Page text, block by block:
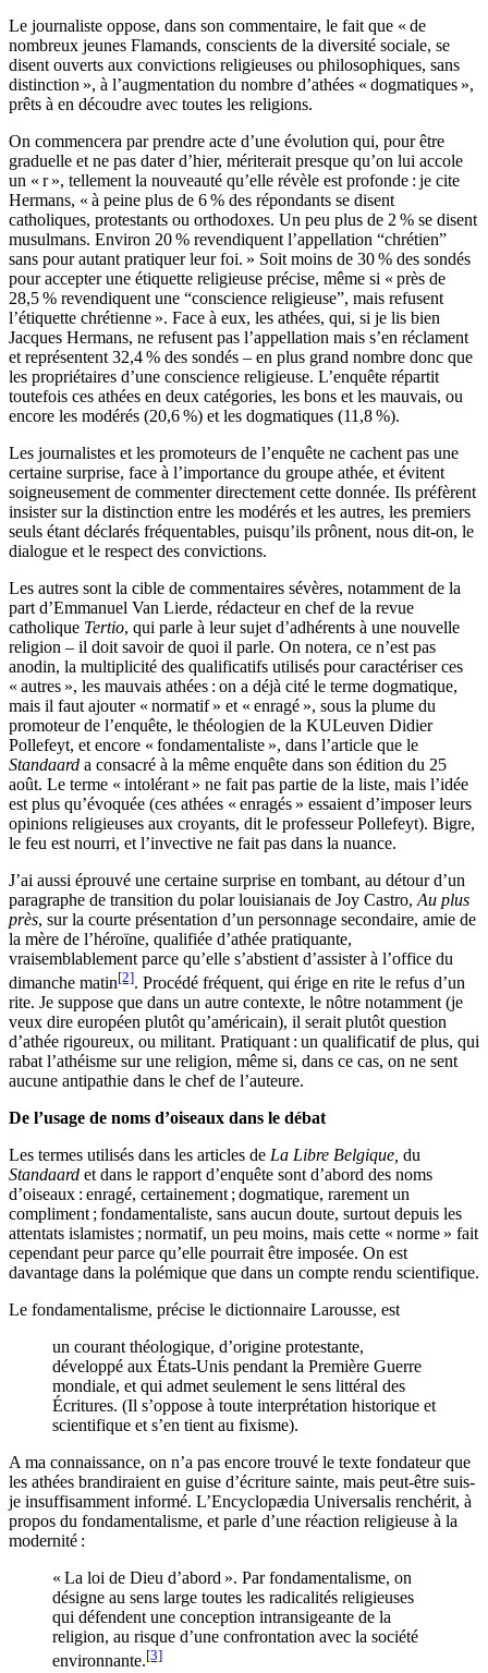
Le journaliste oppose, dans son commentaire, le fait que « de
nombreux jeunes Flamands, conscients de la diversité sociale, se
disent ouverts aux convictions religieuses ou philosophiques, sans
distinction », à l’augmentation du nombre d’athées « dogmatiques »,
prêts à en découdre avec toutes les religions.
On commencera par prendre acte d’une évolution qui, pour être
graduelle et ne pas dater d’hier, mériterait presque qu’on lui accole
un « r », tellement la nouveauté qu’elle révèle est profonde : je cite
Hermans, « à peine plus de 6 % des répondants se disent
catholiques, protestants ou orthodoxes. Un peu plus de 2 % se disent
musulmans. Environ 20 % revendiquent l’appellation “chrétien”
sans pour autant pratiquer leur foi. » Soit moins de 30 % des sondés
pour accepter une étiquette religieuse précise, même si « près de
28,5 % revendiquent une “conscience religieuse”, mais refusent
l’étiquette chrétienne ». Face à eux, les athées, qui, si je lis bien
Jacques Hermans, ne refusent pas l’appellation mais s’en réclament
et représentent 32,4 % des sondés – en plus grand nombre donc que
les propriétaires d’une conscience religieuse. L’enquête répartit
toutefois ces athées en deux catégories, les bons et les mauvais, ou
encore les modérés (20,6 %) et les dogmatiques (11,8 %).
Les journalistes et les promoteurs de l’enquête ne cachent pas une
certaine surprise, face à l’importance du groupe athée, et évitent
soigneusement de commenter directement cette donnée. Ils préfèrent
insister sur la distinction entre les modérés et les autres, les premiers
seuls étant déclarés fréquentables, puisqu’ils prônent, nous dit-on, le
dialogue et le respect des convictions.
Les autres sont la cible de commentaires sévères, notamment de la
part d’Emmanuel Van Lierde, rédacteur en chef de la revue
catholique Tertio, qui parle à leur sujet d’adhérents à une nouvelle
religion – il doit savoir de quoi il parle. On notera, ce n’est pas
anodin, la multiplicité des qualificatifs utilisés pour caractériser ces
« autres », les mauvais athées : on a déjà cité le terme dogmatique,
mais il faut ajouter « normatif » et « enragé », sous la plume du
promoteur de l’enquête, le théologien de la KULeuven Didier
Pollefeyt, et encore « fondamentaliste », dans l’article que le
Standaard a consacré à la même enquête dans son édition du 25
août. Le terme « intolérant » ne fait pas partie de la liste, mais l’idée
est plus qu’évoquée (ces athées « enragés » essaient d’imposer leurs
opinions religieuses aux croyants, dit le professeur Pollefeyt). Bigre,
le feu est nourri, et l’invective ne fait pas dans la nuance.
J’ai aussi éprouvé une certaine surprise en tombant, au détour d’un
paragraphe de transition du polar louisianais de Joy Castro, Au plus
près, sur la courte présentation d’un personnage secondaire, amie de
la mère de l’héroïne, qualifiée d’athée pratiquante,
vraisemblablement parce qu’elle s’abstient d’assister à l’office du
dimanche matin[2]. Procédé fréquent, qui érige en rite le refus d’un
rite. Je suppose que dans un autre contexte, le nôtre notamment (je
veux dire européen plutôt qu’américain), il serait plutôt question
d’athée rigoureux, ou militant. Pratiquant : un qualificatif de plus, qui
rabat l’athéisme sur une religion, même si, dans ce cas, on ne sent
aucune antipathie dans le chef de l’auteure.
De l’usage de noms d’oiseaux dans le débat
Les termes utilisés dans les articles de La Libre Belgique, du
Standaard et dans le rapport d’enquête sont d’abord des noms
d’oiseaux : enragé, certainement ; dogmatique, rarement un
compliment ; fondamentaliste, sans aucun doute, surtout depuis les
attentats islamistes ; normatif, un peu moins, mais cette « norme » fait
cependant peur parce qu’elle pourrait être imposée. On est
davantage dans la polémique que dans un compte rendu scientifique.
Le fondamentalisme, précise le dictionnaire Larousse, est
un courant théologique, d’origine protestante,
développé aux États-Unis pendant la Première Guerre
mondiale, et qui admet seulement le sens littéral des
Écritures. (Il s’oppose à toute interprétation historique et
scientifique et s’en tient au fixisme).
A ma connaissance, on n’a pas encore trouvé le texte fondateur que
les athées brandiraient en guise d’écriture sainte, mais peut-être suis-
je insuffisamment informé. L’Encyclopædia Universalis renchérit, à
propos du fondamentalisme, et parle d’une réaction religieuse à la
modernité :
« La loi de Dieu d’abord ». Par fondamentalisme, on
désigne au sens large toutes les radicalités religieuses
qui défendent une conception intransigeante de la
religion, au risque d’une confrontation avec la société
environnante.[3]